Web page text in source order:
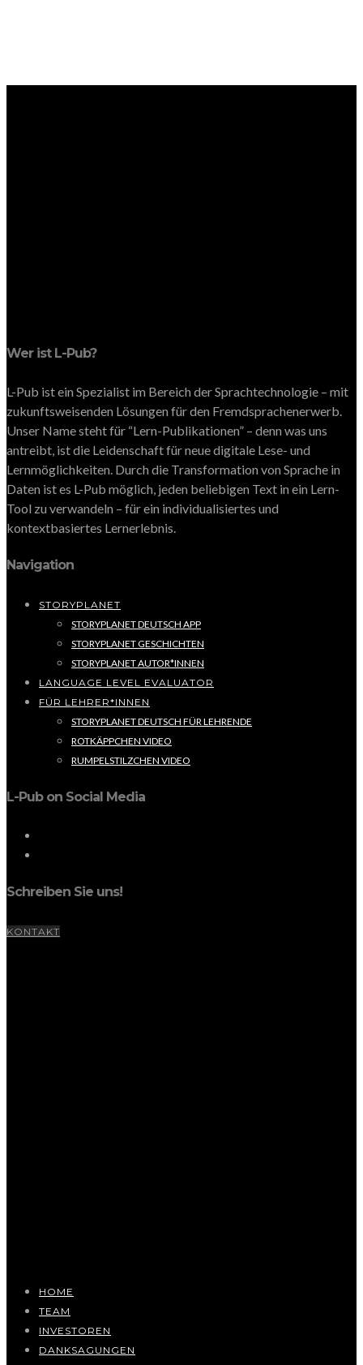
Wer ist L-Pub?
L-Pub ist ein Spezialist im Bereich der Sprachtechnologie – mit
zukunftsweisenden Lösungen für den Fremdsprachenerwerb.
Unser Name steht für “Lern-Publikationen” – denn was uns
antreibt, ist die Leidenschaft für neue digitale Lese- und
Lernmöglichkeiten. Durch die Transformation von Sprache in
Daten ist es L-Pub möglich, jeden beliebigen Text in ein Lern-
Tool zu verwandeln – für ein individualisiertes und
kontextbasiertes Lernerlebnis.
Navigation
STORYPLANET
STORYPLANET DEUTSCH APP
STORYPLANET GESCHICHTEN
STORYPLANET AUTOR*INNEN
LANGUAGE LEVEL EVALUATOR
FÜR LEHRER*INNEN
STORYPLANET DEUTSCH FÜR LEHRENDE
ROTKÄPPCHEN VIDEO
RUMPELSTILZCHEN VIDEO
L-Pub on Social Media
Schreiben Sie uns!
KONTAKT
HOME
TEAM
INVESTOREN
DANKSAGUNGEN